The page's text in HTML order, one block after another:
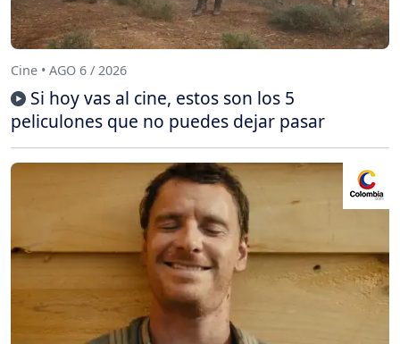
Cine • AGO 6 / 2026
Si hoy vas al cine, estos son los 5
peliculones que no puedes dejar pasar